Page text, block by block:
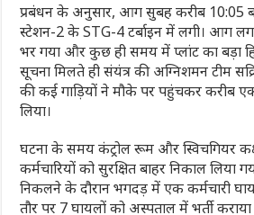
प्रबंधन के अनुसार, आग सुबह करीब 10:05
स्टेशन-2 के STG-4 टर्बाइन में लगी। आग
भर गया और कुछ ही समय में प्लांट का बड़ा
सूचना मिलते ही संयंत्र की अग्निशमन टीम
की कई गाड़ियों ने मौके पर पहुंचकर करीब
लिया।
घटना के समय कंट्रोल रूम और स्विचगियर
कर्मचारियों को सुरक्षित बाहर निकाल लिया
निकलने के दौरान भगदड़ में एक कर्मचारी
तौर पर 7 घायलों को अस्पताल में भर्ती